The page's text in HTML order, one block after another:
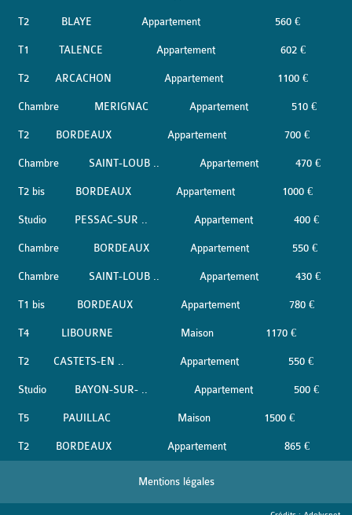
T2 BLAYE Appartement 560 €
T1 TALENCE Appartement 602 €
T2 ARCACHON Appartement 1100 €
Chambre MERIGNAC Appartement 510 €
T2 BORDEAUX Appartement 700 €
Chambre SAINT-LOUB .. Appartement 470 €
T2 bis BORDEAUX Appartement 1000 €
Studio PESSAC-SUR .. Appartement 400 €
Chambre BORDEAUX Appartement 550 €
Chambre SAINT-LOUB .. Appartement 430 €
T1 bis BORDEAUX Appartement 780 €
T4 LIBOURNE Maison 1170 €
T2 CASTETS-EN .. Appartement 550 €
Studio BAYON-SUR- .. Appartement 500 €
T5 PAUILLAC Maison 1500 €
T2 BORDEAUX Appartement 865 €
Mentions légales